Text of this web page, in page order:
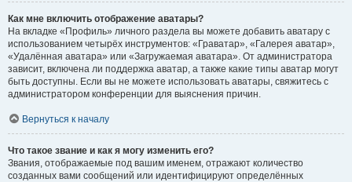
Как мне включить отображение аватары?
На вкладке «Профиль» личного раздела вы можете добавить аватару с
использованием четырёх инструментов: «Граватар», «Галерея аватар»,
«Удалённая аватара» или «Загружаемая аватара». От администратора
зависит, включена ли поддержка аватар, а также какие типы аватар могут
быть доступны. Если вы не можете использовать аватары, свяжитесь с
администратором конференции для выяснения причин.
Вернуться к началу
Что такое звание и как я могу изменить его?
Звания, отображаемые под вашим именем, отражают количество
созданных вами сообщений или идентифицируют определённых